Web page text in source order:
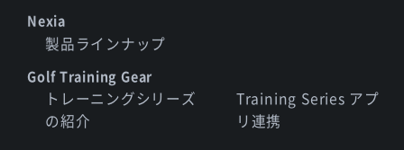
Nexia
製品ラインナップ
Golf Training Gear
トレーニングシリーズ
の紹介
Training Series アプ
リ連携